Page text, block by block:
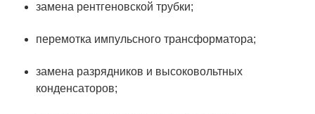
замена рентгеновской трубки;
перемотка импульсного трансформатора;
замена разрядников и высоковольтных
конденсаторов;